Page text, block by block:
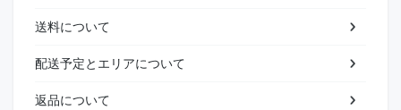
送料について
配送予定とエリアについて
返品について